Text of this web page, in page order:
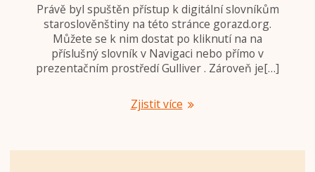
Právě byl spuštěn přístup k digitální slovníkům
staroslověnštiny na této stránce gorazd.org.
Můžete se k nim dostat po kliknutí na na
příslušný slovník v Navigaci nebo přímo v
prezentačním prostředí Gulliver . Zároveň je[…]
Zjistit více